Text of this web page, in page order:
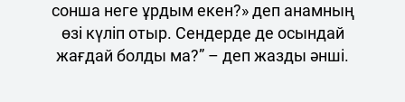
сонша неге ұрдым екен?» деп анамның
өзі күліп отыр. Сендерде де осындай
жағдай болды ма?” – деп жазды әнші.